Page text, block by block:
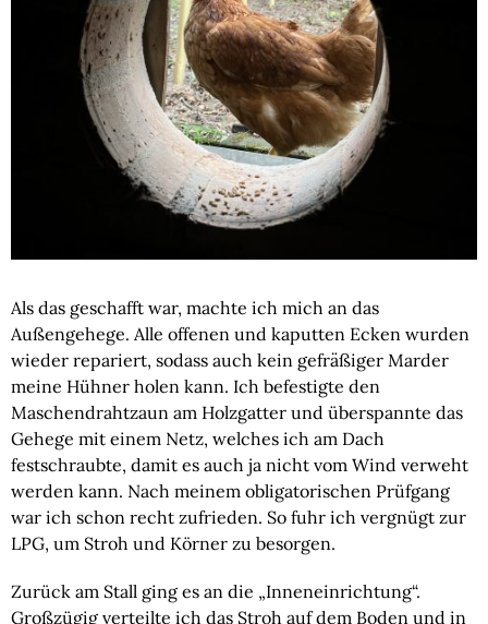
Als das geschafft war, machte ich mich an das
Außengehege. Alle offenen und kaputten Ecken wurden
wieder repariert, sodass auch kein gefräßiger Marder
meine Hühner holen kann. Ich befestigte den
Maschendrahtzaun am Holzgatter und überspannte das
Gehege mit einem Netz, welches ich am Dach
festschraubte, damit es auch ja nicht vom Wind verweht
werden kann. Nach meinem obligatorischen Prüfgang
war ich schon recht zufrieden. So fuhr ich vergnügt zur
LPG, um Stroh und Körner zu besorgen.
Zurück am Stall ging es an die „Inneneinrichtung“.
Großzügig verteilte ich das Stroh auf dem Boden und in